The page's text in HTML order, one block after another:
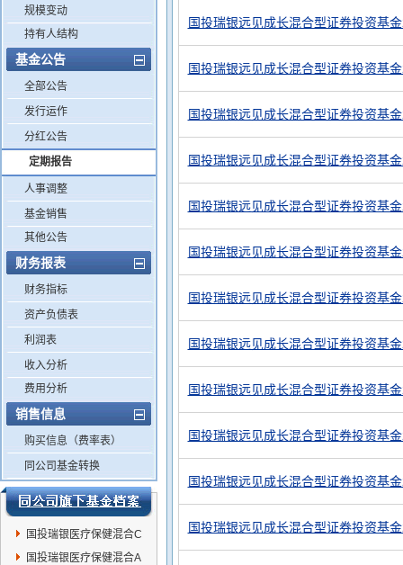
规模变动
持有人结构
基金公告
全部公告
发行运作
分红公告
定期报告
人事调整
基金销售
其他公告
财务报表
财务指标
资产负债表
利润表
收入分析
费用分析
销售信息
购买信息（费率表）
同公司基金转换
国投瑞银医疗保健混合C
国投瑞银医疗保健混合A
国投瑞银远见成长混合型证券投资基
国投瑞银远见成长混合型证券投资基
国投瑞银远见成长混合型证券投资基
国投瑞银远见成长混合型证券投资基
国投瑞银远见成长混合型证券投资基
国投瑞银远见成长混合型证券投资基
国投瑞银远见成长混合型证券投资基
国投瑞银远见成长混合型证券投资基
国投瑞银远见成长混合型证券投资基
国投瑞银远见成长混合型证券投资基
国投瑞银远见成长混合型证券投资基
国投瑞银远见成长混合型证券投资基